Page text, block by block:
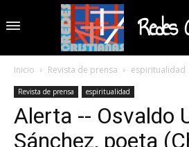
Redes
Inicio Revista de prensa espiritualidad
Revista de prensa espiritualidad
Alerta -- Osvaldo
Sánchez, poeta